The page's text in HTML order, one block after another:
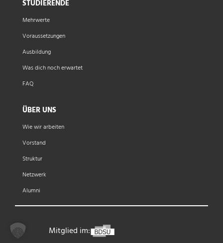
STUDIERENDE
Mehrwerte
Voraussetzungen
Ausbildung
Was dich noch erwartet
FAQ
ÜBER UNS
Wie wir arbeiten
Vorstand
Struktur
Netzwerk
Alumni
Mitglied im: